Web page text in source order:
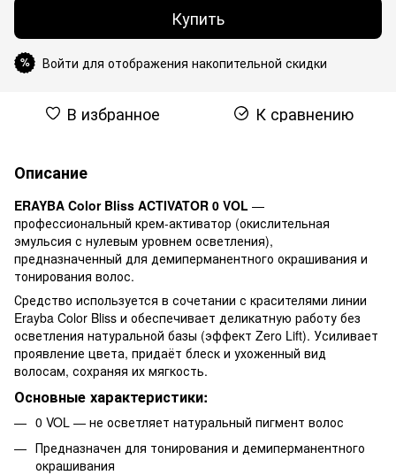
Купить
% Войти для отображения накопительной скидки
В избранное К сравнению
Описание
ERAYBA Color Bliss ACTIVATOR 0 VOL —
профессиональный крем-активатор (окислительная
эмульсия с нулевым уровнем осветления),
предназначенный для демиперманентного окрашивания и
тонирования волос.
Средство используется в сочетании с красителями линии
Erayba Color Bliss и обеспечивает деликатную работу без
осветления натуральной базы (эффект Zero Lift). Усиливает
проявление цвета, придаёт блеск и ухоженный вид
волосам, сохраняя их мягкость.
Основные характеристики:
0 VOL — не осветляет натуральный пигмент волос
Предназначен для тонирования и демиперманентного
окрашивания